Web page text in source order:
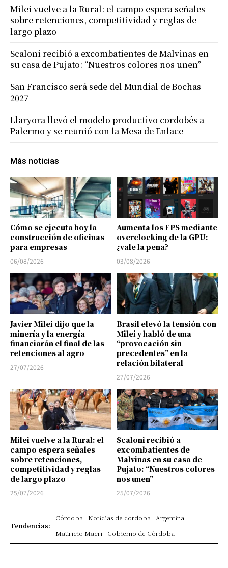
Más noticias
Cómo se ejecuta hoy la
construcción de oficinas
para empresas
06/08/2026
Aumenta los FPS mediante
overclocking de la GPU:
¿vale la pena?
03/08/2026
Javier Milei dijo que la
minería y la energía
financiarán el final de las
retenciones al agro
27/07/2026
Brasil elevó la tensión con
Milei y habló de una
“provocación sin
precedentes” en la
relación bilateral
27/07/2026
Milei vuelve a la Rural: el
campo espera señales
sobre retenciones,
competitividad y reglas
de largo plazo
25/07/2026
Scaloni recibió a
excombatientes de
Malvinas en su casa de
Pujato: “Nuestros colores
nos unen”
25/07/2026
Tendencias:
Córdoba Noticias de cordoba
Argentina
Mauricio Macri
Gobierno de Córdoba
Milei vuelve a la Rural: el campo espera señales
sobre retenciones, competitividad y reglas de
largo plazo
Scaloni recibió a excombatientes de Malvinas en
su casa de Pujato: “Nuestros colores nos unen”
San Francisco será sede del Mundial de Bochas
2027
Llaryora llevó el modelo productivo cordobés a
Palermo y se reunió con la Mesa de Enlace